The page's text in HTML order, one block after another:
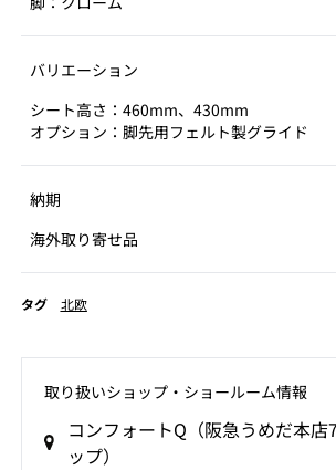
バリエーション
シート高さ：460mm、430mm
オプション：脚先用フェルト製グライド
納期
海外取り寄せ品
タグ 北欧
取り扱いショップ‧ショールーム情報
コンフォートQ（阪急うめだ本店
ップ）